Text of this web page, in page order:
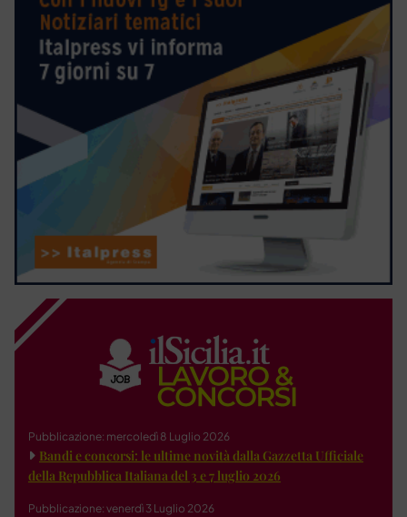
Pubblicazione: mercoledì 8 Luglio 2026
Bandi e concorsi: le ultime novità dalla Gazzetta Ufficiale
della Repubblica Italiana del 3 e 7 luglio 2026
Pubblicazione: venerdì 3 Luglio 2026